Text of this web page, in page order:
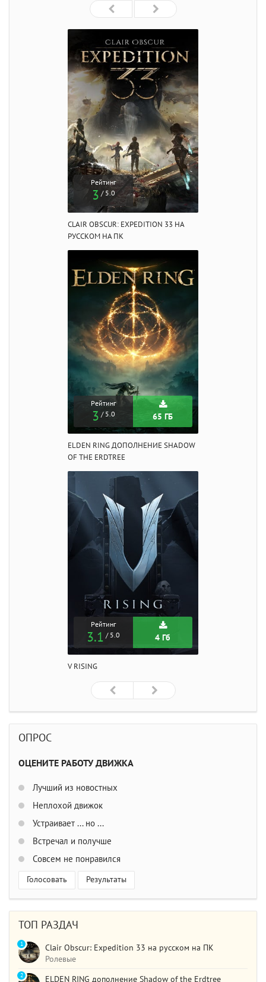
Рейтинг
3 / 5.0
CLAIR OBSCUR: EXPEDITION 33 НА
РУССКОМ НА ПК
Рейтинг
3 / 5.0 65 ГБ
ELDEN RING ДОПОЛНЕНИЕ SHADOW
OF THE ERDTREE
Рейтинг
3.1 / 5.0 4 Гб
V RISING
ОПРОС
ОЦЕНИТЕ РАБОТУ ДВИЖКА
Лучший из новостных
Неплохой движок
Устраивает ... но ...
Встречал и получше
Совсем не понравился
Голосовать Результаты
ТОП РАЗДАЧ
Clair Obscur: Expedition 33 на русском на ПК
Ролевые
1
ELDEN RING дополнение Shadow of the Erdtree
2